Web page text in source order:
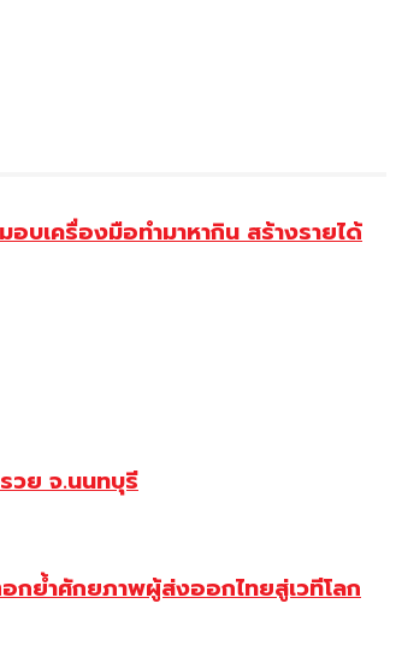
บเครื่องมือทำมาหากิน สร้างรายได้
วย จ.นนทบุรี
ย้ำศักยภาพผู้ส่งออกไทยสู่เวทีโลก